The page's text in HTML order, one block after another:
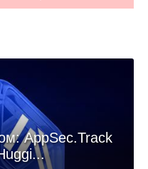
AppSec.Track